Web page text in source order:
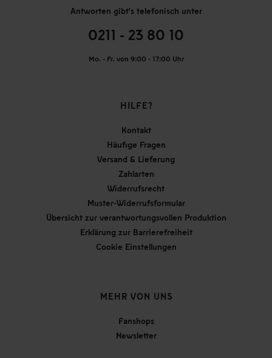
Antworten gibt's telefonisch unter
0211 - 23 80 10
Mo. - Fr. von 9:00 - 17:00 Uhr
HILFE?
Kontakt
Häufige Fragen
Versand & Lieferung
Zahlarten
Widerrufsrecht
Muster-Widerrufsformular
Übersicht zur verantwortungsvollen Produktion
Erklärung zur Barrierefreiheit
Cookie Einstellungen
MEHR VON UNS
Fanshops
Newsletter